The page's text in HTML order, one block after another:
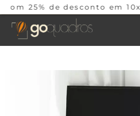
desconto em 10x sem